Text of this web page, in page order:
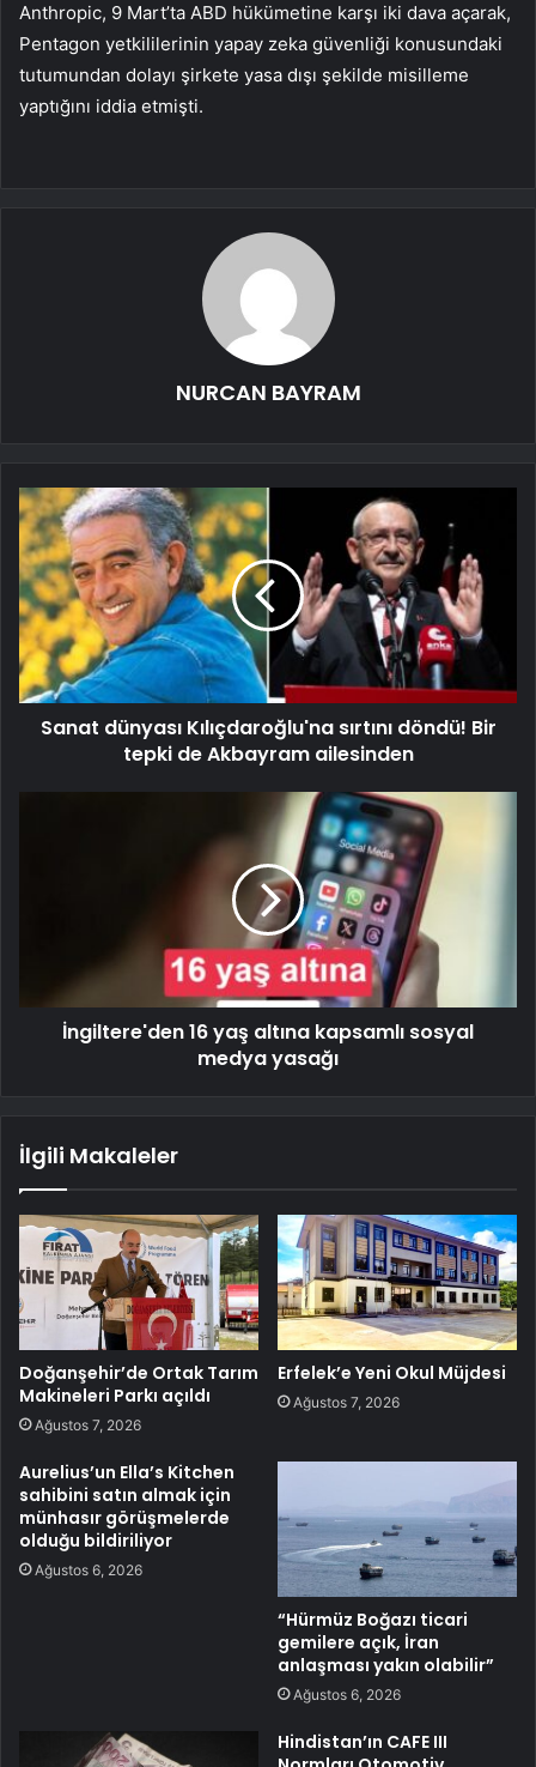
Anthropic, 9 Mart’ta ABD hükümetine karşı iki dava açarak,
Pentagon yetkililerinin yapay zeka güvenliği konusundaki
tutumundan dolayı şirkete yasa dışı şekilde misilleme
yaptığını iddia etmişti.
NURCAN BAYRAM
Sanat dünyası Kılıçdaroğlu'na sırtını döndü! Bir
tepki de Akbayram ailesinden
İngiltere'den 16 yaş altına kapsamlı sosyal
medya yasağı
İlgili Makaleler
Doğanşehir’de Ortak Tarım
Makineleri Parkı açıldı
Ağustos 7, 2026
Erfelek’e Yeni Okul Müjdesi
Ağustos 7, 2026
Aurelius’un Ella’s Kitchen
sahibini satın almak için
münhasır görüşmelerde
olduğu bildiriliyor
Ağustos 6, 2026
“Hürmüz Boğazı ticari
gemilere açık, İran
anlaşması yakın olabilir”
Ağustos 6, 2026
Hindistan’ın CAFE III